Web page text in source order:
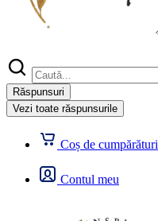
Search
...
Răspunsuri
Vezi toate răspunsurile
Coș de cumpărături
Contul meu